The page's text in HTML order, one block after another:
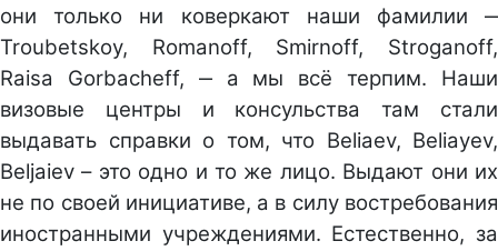
они только ни коверкают наши фамилии ‒
Troubetskoy, Romanoff, Smirnoff, Stroganoff,
Raisa Gorbacheff, ‒ а мы всё терпим. Наши
визовые центры и консульства там стали
выдавать справки о том, что Beliaev, Beliayev,
Beljaiev – это одно и то же лицо. Выдают они их
не по своей инициативе, а в силу востребования
иностранными учреждениями. Естественно, за